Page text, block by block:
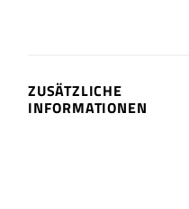
ZUSÄTZLICHE
INFORMATIONEN